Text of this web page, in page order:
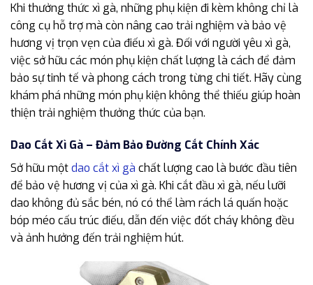
Khi thưởng thức xì gà, những phụ kiện đi kèm không chỉ là
công cụ hỗ trợ mà còn nâng cao trải nghiệm và bảo vệ
hương vị trọn vẹn của điếu xì gà. Đối với người yêu xì gà,
việc sở hữu các món phụ kiện chất lượng là cách để đảm
bảo sự tinh tế và phong cách trong từng chi tiết. Hãy cùng
khám phá những món phụ kiện không thể thiếu giúp hoàn
thiện trải nghiệm thưởng thức của bạn.
Dao Cắt Xì Gà – Đảm Bảo Đường Cắt Chính Xác
Sở hữu mộtdao cắt xì gà chất lượng cao là bước đầu tiên
để bảo vệ hương vị của xì gà. Khi cắt đầu xì gà, nếu lưỡi
dao không đủ sắc bén, nó có thể làm rách lá quấn hoặc
bóp méo cấu trúc điếu, dẫn đến việc đốt cháy không đều
và ảnh hưởng đến trải nghiệm hút.